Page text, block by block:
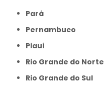
Pará
Pernambuco
Piauí
Rio Grande do Norte
Rio Grande do Sul